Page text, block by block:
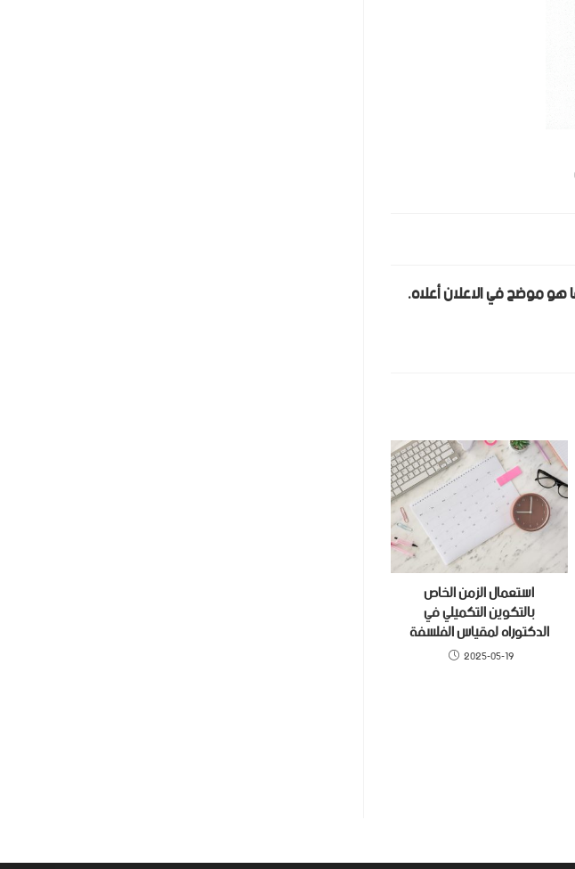
هو موضح في الاعلان أعلاه.
استعمال الزمن الخاص
بالتكوين التكميلي في
الدكتوراه لمقياس الفلسفة
2025-05-19